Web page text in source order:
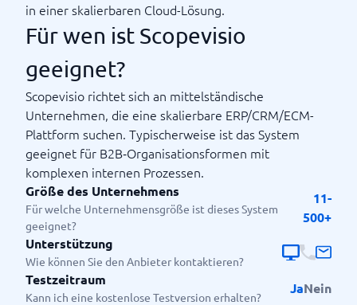
in einer skalierbaren Cloud-Lösung.
Für wen ist Scopevisio
geeignet?
Scopevisio richtet sich an mittelständische
Unternehmen, die eine skalierbare ERP/CRM/ECM-
Plattform suchen. Typischerweise ist das System
geeignet für B2B‑Organisationsformen mit
komplexen internen Prozessen.
Größe des Unternehmens
Für welche Unternehmensgröße ist dieses System
geeignet?
11-
500+
Unterstützung
Wie können Sie den Anbieter kontaktieren?
Testzeitraum
Kann ich eine kostenlose Testversion erhalten?
JaNein